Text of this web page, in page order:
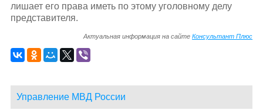
лишает его права иметь по этому уголовному делу
представителя.
Актуальная информация на сайтеКонсультант Плюс
Управление МВД России